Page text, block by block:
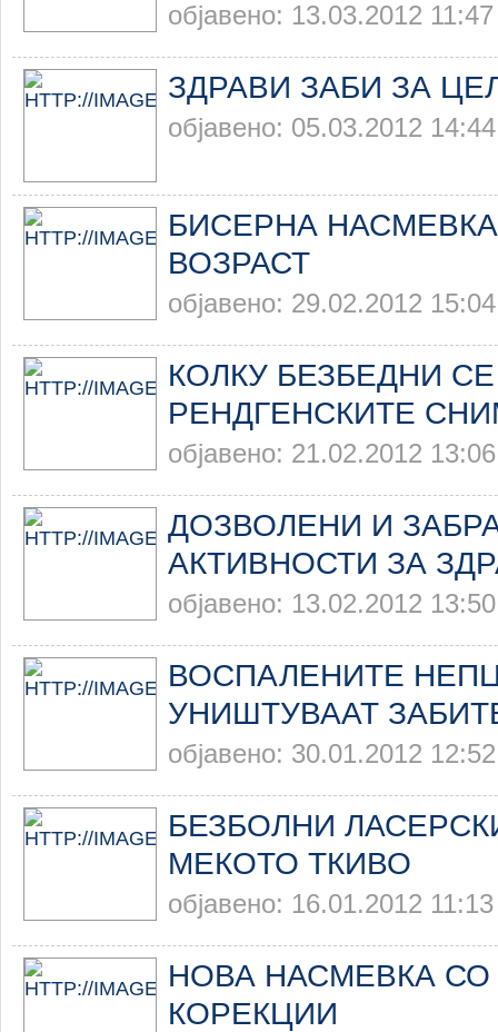
објавено: 13.03.2012 11:47
ЗДРАВИ ЗАБИ ЗА
објавено: 05.03.2012 14:44
БИСЕРНА
ВОЗРАСТ
објавено: 29.02.2012 15:04
КОЛКУ БЕЗБЕДНИ СЕ
РЕНДГЕНСКИТЕ
објавено: 21.02.2012 13:06
ДОЗВОЛЕНИ И
АКТИВНОСТИ ЗА
објавено: 13.02.2012 13:50
ВОСПАЛЕНИТЕ
УНИШТУВААТ
објавено: 30.01.2012 12:52
БЕЗБОЛНИ
МЕКОТО ТКИВО
објавено: 16.01.2012 11:13
НОВА НАСМЕВКА СО
КОРЕКЦИИ